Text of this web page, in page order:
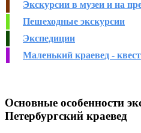
Экскурсии в музеи и на
Пешеходные экскурсии
Экспедиции
Маленький краевед -
Основные особенности
Петербургский краевед